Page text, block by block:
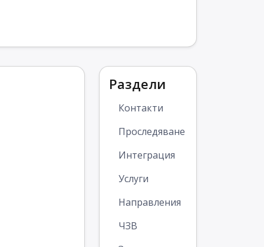
Раздели
Контакти
Проследяване
Интеграция
Услуги
Направления
ЧЗВ